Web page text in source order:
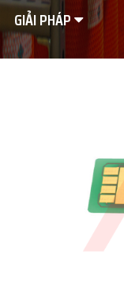
GIẢI PHÁP